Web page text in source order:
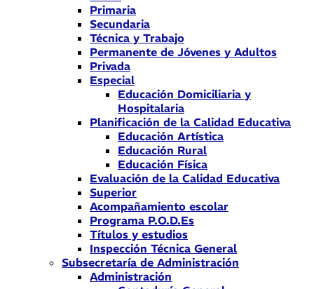
Primaria
Secundaria
Técnica y Trabajo
Permanente de Jóvenes y Adultos
Privada
Especial
Educación Domiciliaria y
Hospitalaria
Planificación de la Calidad Educativa
Educación Artística
Educación Rural
Educación Física
Evaluación de la Calidad Educativa
Superior
Acompañamiento escolar
Programa P.O.D.Es
Títulos y estudios
Inspección Técnica General
Subsecretaría de Administración
Administración